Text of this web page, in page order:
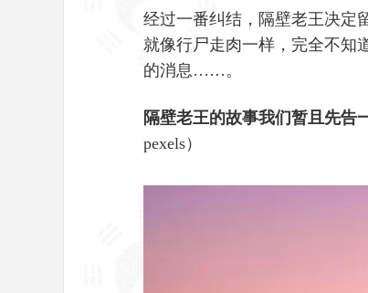
经过一番纠结，隔壁老王决定
就像行尸走肉一样，完全不知
的消息……。
隔壁老王的故事我们暂且先告
pexels）